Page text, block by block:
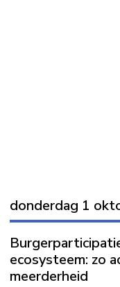
donderdag 1
ecosysteem: zo
meerderheid